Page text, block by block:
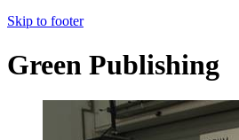
Skip to footer
Green Publishing